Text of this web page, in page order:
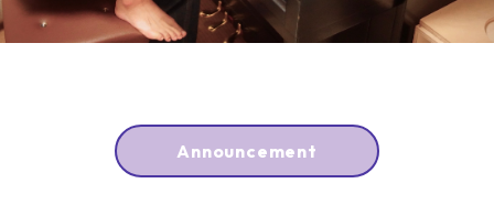
Announcement